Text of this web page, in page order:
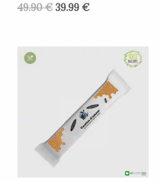
49.90€ 39.99 €
Plage
prix :
8.50 €
à